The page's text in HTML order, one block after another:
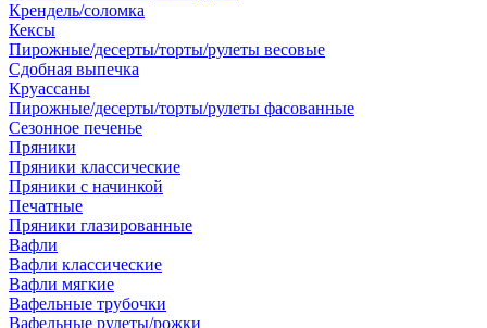
Крендель/соломка
Кексы
Пирожные/десерты/торты/рулеты весовые
Сдобная выпечка
Круассаны
Пирожные/десерты/торты/рулеты фасованные
Сезонное печенье
Пряники
Пряники классические
Пряники с начинкой
Печатные
Пряники глазированные
Вафли
Вафли классические
Вафли мягкие
Вафельные трубочки
Вафельные рулеты/рожки